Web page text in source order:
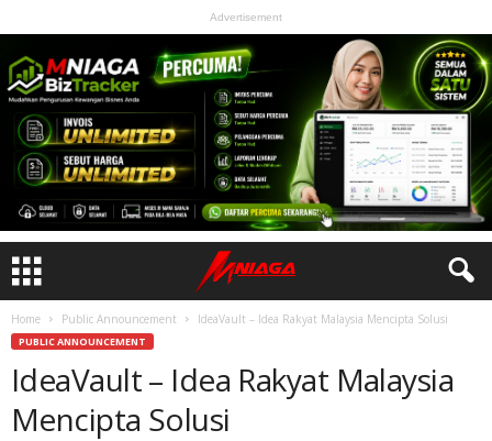
Advertisement
Home Public Announcement IdeaVault – Idea Rakyat Malaysia Mencipta Solusi
PUBLIC ANNOUNCEMENT
IdeaVault – Idea Rakyat Malaysia
Mencipta Solusi